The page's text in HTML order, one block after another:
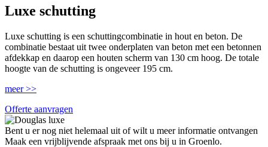
Luxe schutting
Luxe schutting is een schuttingcombinatie in hout en beton. De
combinatie bestaat uit twee onderplaten van beton met een betonnen
afdekkap en daarop een houten scherm van 130 cm hoog. De totale
hoogte van de schutting is ongeveer 195 cm.
meer >>
Offerte aanvragen
Bent u er nog niet helemaal uit of wilt u meer informatie ontvangen
Maak een vrijblijvende afspraak met ons bij u in Groenlo.